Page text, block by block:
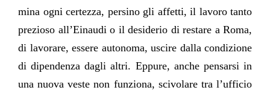
mina ogni certezza, persino gli affetti, il lavoro tanto
prezioso all’Einaudi o il desiderio di restare a Roma,
di lavorare, essere autonoma, uscire dalla condizione
di dipendenza dagli altri. Eppure, anche pensarsi in
una nuova veste non funziona, scivolare tra l’ufficio